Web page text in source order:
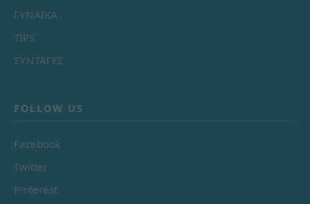
ΓΥΝΑΙΚΑ
TIPS
ΣΥΝΤΑΓΕΣ
FOLLOW US
Facebook
Twitter
Pinterest